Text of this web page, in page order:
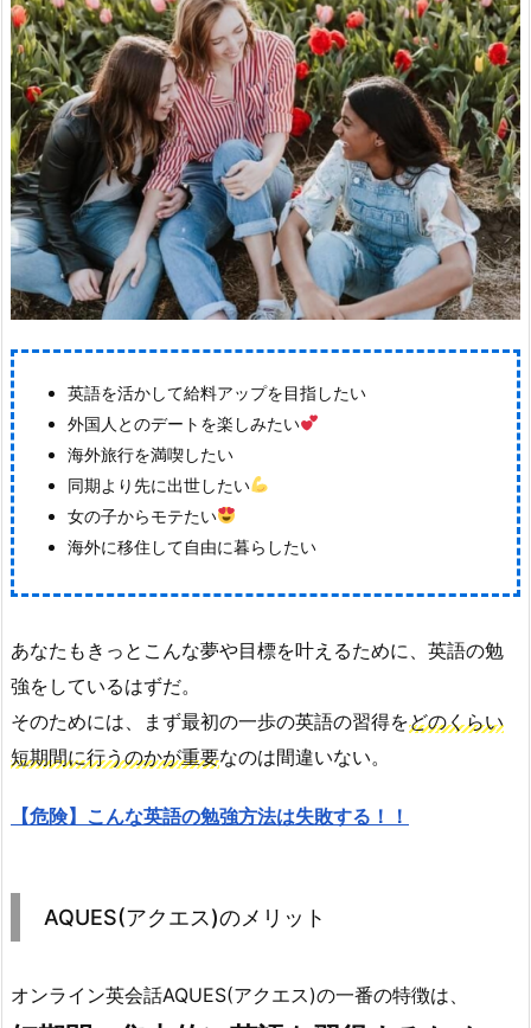
英語を活かして給料アップを目指したい
外国人とのデートを楽しみたい
海外旅行を満喫したい
同期より先に出世したい
女の子からモテたい
海外に移住して自由に暮らしたい
あなたもきっとこんな夢や目標を叶えるために、英語の勉
強をしているはずだ。
そのためには、まず最初の一歩の英語の習得をどのくらい
短期間に行うのかが重要なのは間違いない。
【危険】こんな英語の勉強方法は失敗する！！
AQUES(アクエス)のメリット
オンライン英会話AQUES(アクエス)の一番の特徴は、